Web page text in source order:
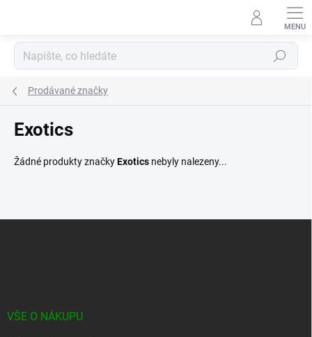
Hledat
Prodávané značky
Exotics
Žádné produkty značkyExotics nebyly nalezeny...
VŠE O NÁKUPU